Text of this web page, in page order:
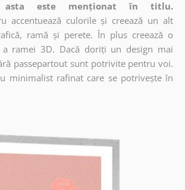
asta este menționat în titlu.
accentuează culorile și creează un alt
ramă și perete. În plus creează o
a ramei 3D. Dacă doriți un design mai
passepartout sunt potrivite pentru voi.
minimalist rafinat care se potrivește în